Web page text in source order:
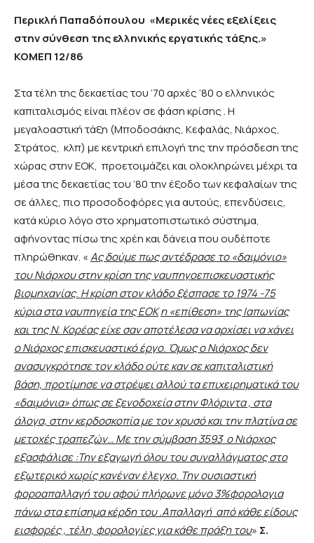
Περικλή Παπαδόπουλου «Μερικές νέες εξελίξεις
στην σύνθεση της ελληνικής εργατικής τάξης.»
ΚΟΜΕΠ 12/86
Στα τέλη της δεκαετίας του ‘70 αρχές ‘80 ο ελληνικός
καπιταλισμός είναι πλέον σε φάση κρίσης . Η
μεγαλοαστική τάξη (Μποδοσάκης, Κεφαλάς, Νιάρχος,
Στράτος, κλπ) με κεντρική επιλογή της την πρόσδεση της
χώρας στην ΕΟΚ, προετοιμάζει και ολοκληρώνει μέχρι τα
μέσα της δεκαετίας του ’80 την έξοδο των κεφαλαίων της
σε άλλες, πιο προσοδοφόρες για αυτούς, επενδύσεις,
κατά κύριο λόγο στο χρηματοπιστωτικό σύστημα,
αφήνοντας πίσω της χρέη και δάνεια που ουδέποτε
πληρώθηκαν. «Ας δούμε πως αντέδρασε το «δαιμόνιο»
του Νιάρχου στην κρίση της ναυπηγοεπισκευαστικής
βιομηχανίας. Η κρίση στον κλάδο ξέσπασε το 1974 -75
κύρια στα ναυπηγεία της ΕΟΚη «επίθεση» της Ιαπωνίας
και της Ν. Κορέας είχε σαν αποτέλεσα να αρχίσει να χάνει
ο Νιάρχος επισκευαστικό έργο. Όμως ο Νιάρχος δεν
ανασυγκρότησε τον κλάδο ούτε καν σε καπιταλιστική
βάση, προτίμησε να στρέψει αλλού τα επιχειρηματικά του
«δαιμόνια» όπως σε ξενοδοχεία στην Φλόριντα , στα
άλογα, στην κερδοσκοπία με τον χρυσό και την πλατίνα σε
μετοχές τραπεζών… Με την σύμβαση 3593 ο Νιάρχος
εξασφάλισε :Την εξαγωγή όλου του συναλλάγματος στο
εξωτερικό χωρίς κανέναν έλεγχο. Την ουσιαστική
φοροαπαλλαγή του αφού πλήρωνε μόνο 3%φορολογια
πάνω στα επίσημα κέρδη του .Απαλλαγή από κάθε είδους
εισφορές , τέλη, φορολογίες για κάθε πράξη του» Σ.